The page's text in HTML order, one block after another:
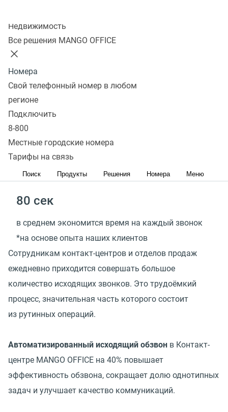
Недвижимость
Все решения MANGO OFFICE
Номера
Свой телефонный номер в любом
регионе
Подключить
8-800
Местные городские номера
Тарифы на связь
Поиск Продукты Решения Номера Меню
в 3 раза
быстрей обрабатывается клиентская база
на 47%
предложений
до 98%
рутинных задач автоматизировано
80 сек
в среднем экономится время на каждый звонок
*на основе опыта наших клиентов
Сотрудникам контакт-центров и отделов продаж
ежедневно приходится совершать большое
количество исходящих звонков. Это трудоёмкий
процесс, значительная часть которого состоит
из рутинных операций.
Автоматизированный исходящий обзвон в Контакт-
центре MANGO OFFICE на 40% повышает
эффективность обзвона, сокращает долю однотипных
задач и улучшает качество коммуникаций.